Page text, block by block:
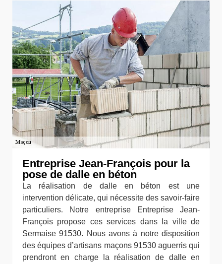
Entreprise Jean-François pour la
pose de dalle en béton
La réalisation de dalle en béton est une
intervention délicate, qui nécessite des savoir-faire
particuliers. Notre entreprise Entreprise Jean-
François propose ces services dans la ville de
Sermaise 91530. Nous avons à notre disposition
des équipes d’artisans maçons 91530 aguerris qui
prendront en charge la réalisation de dalle en